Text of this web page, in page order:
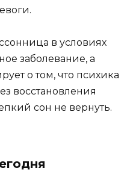
в условиях
заболевание, а
о том, что психика
восстановления
сон не вернуть.